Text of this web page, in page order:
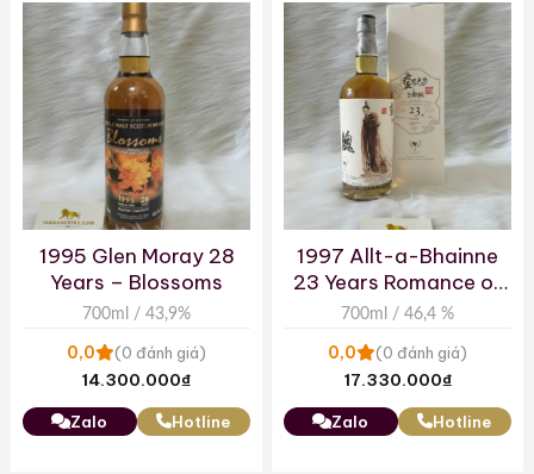
1995 Glen Moray 28
Years – Blossoms
700ml / 43,9%
0,0 (0 đánh giá)
14.300.000₫
Zalo Hotline
1997 Allt-a-Bhainne
23 Years Romance of
the Three Kingdoms –
700ml / 46,4 %
0,0 (0 đánh giá)
17.330.000₫
Zalo Hotline